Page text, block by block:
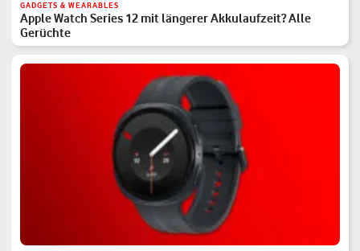
GADGETS & WEARABLES
Apple Watch Series 12 mit längerer Akkulaufzeit? Alle
Gerüchte